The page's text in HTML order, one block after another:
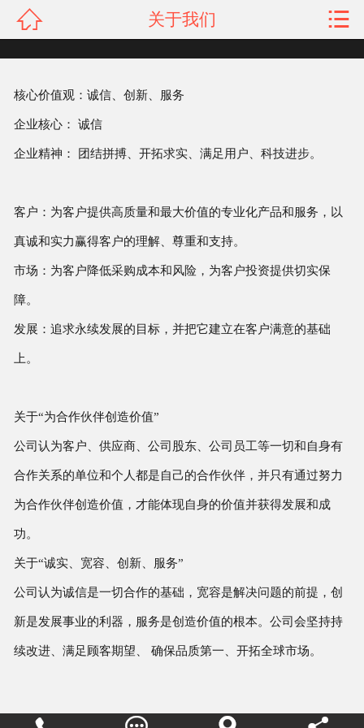
关于我们
新闻资讯
联系我们
 关于我们 
核心价值观：诚信、创新、服务
企业核心： 诚信
企业精神： 团结拼搏、开拓求实、满足用户、科技进步。
客户：为客户提供高质量和最大价值的专业化产品和服务，以
真诚和实力赢得客户的理解、尊重和支持。
市场：为客户降低采购成本和风险，为客户投资提供切实保
障。
发展：追求永续发展的目标，并把它建立在客户满意的基础
上。
关于“为合作伙伴创造价值”
公司认为客户、供应商、公司股东、公司员工等一切和自身有
合作关系的单位和个人都是自己的合作伙伴，并只有通过努力
为合作伙伴创造价值，才能体现自身的价值并获得发展和成
功。
关于“诚实、宽容、创新、服务”
公司认为诚信是一切合作的基础，宽容是解决问题的前提，创
新是发展事业的利器，服务是创造价值的根本。公司会坚持持
续改进、满足顾客期望、 确保品质第一、开拓全球市场。